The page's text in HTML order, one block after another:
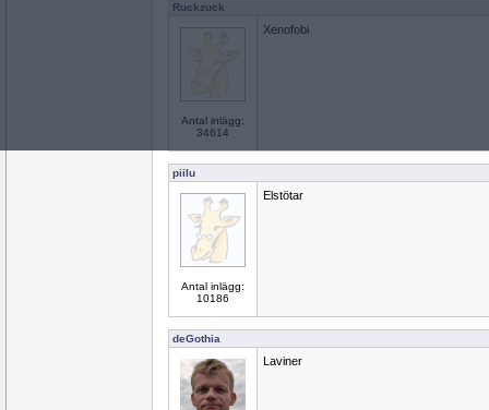
Ruckzuck
Antal inlägg:
34614
Xenofobi
piilu
Antal inlägg:
10186
Elstötar
deGothia
Laviner